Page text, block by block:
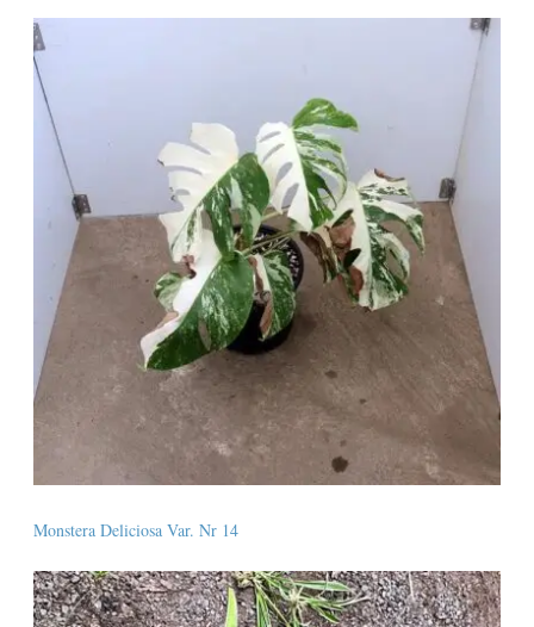
Monstera Deliciosa Var. Nr 14